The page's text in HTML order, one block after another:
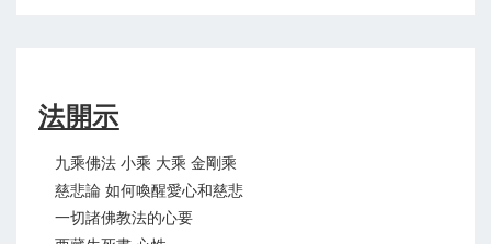
法開示
九乘佛法 小乘 大乘 金剛乘
慈悲論 如何喚醒愛心和慈悲
一切諸佛教法的心要